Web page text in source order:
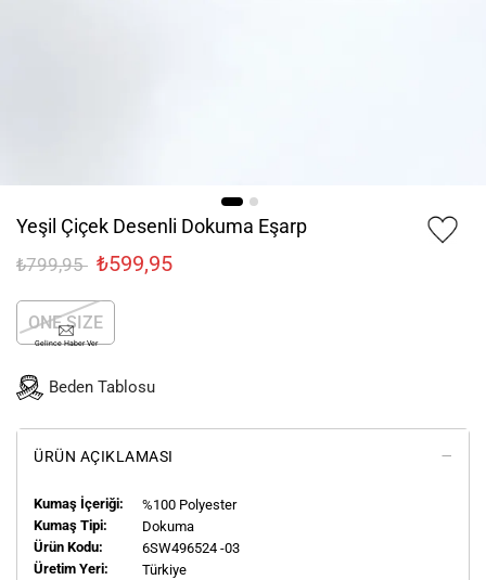
Yeşil Çiçek Desenli Dokuma Eşarp
₺799,95 ₺599,95
ONE SIZE
Gelince Haber Ver
Beden Tablosu
ÜRÜN AÇIKLAMASI
Kumaş İçeriği:
%100 Polyester
Kumaş Tipi:
Dokuma
Ürün Kodu:
6SW496524 -03
Üretim Yeri:
Türkiye